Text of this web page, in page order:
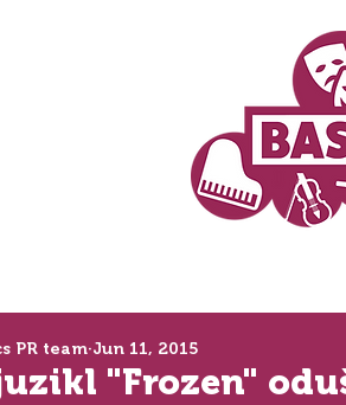
"Frozen"
PR team Jun 11, 2015